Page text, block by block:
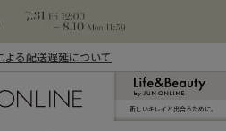
よる配送遅延について
新しいキレイと出合うために。